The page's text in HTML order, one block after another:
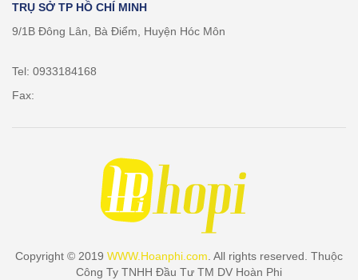
TRỤ SỞ TP HỒ CHÍ MINH
9/1B Đông Lân, Bà Điểm, Huyện Hóc Môn
Tel: 0933184168
Fax:
Copyright © 2019 WWW.Hoanphi.com. All rights reserved. Thuộc
Công Ty TNHH Đầu Tư TM DV Hoàn Phi